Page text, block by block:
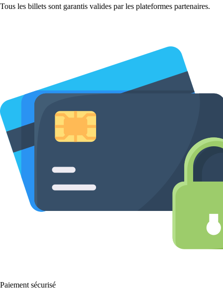
Tous les billets sont garantis valides par les plateformes partenaires.
Paiement sécurisé